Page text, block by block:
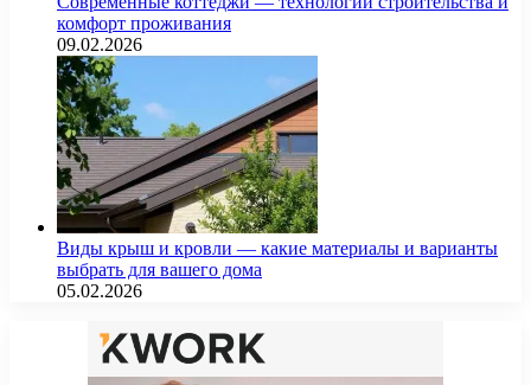
комфорт проживания
09.02.2026
Виды крыш и кровли — какие материалы и варианты
выбрать для вашего дома
05.02.2026